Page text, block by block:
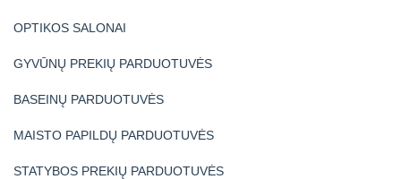
OPTIKOS SALONAI
GYVŪNŲ PREKIŲ PARDUOTUVĖS
BASEINŲ PARDUOTUVĖS
MAISTO PAPILDŲ PARDUOTUVĖS
STATYBOS PREKIŲ PARDUOTUVĖS